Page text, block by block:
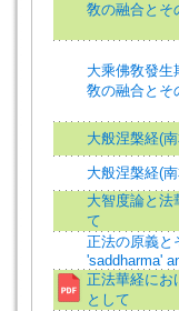
敎の融合とそ
大乘佛敎發生
敎の融合とそ
大般涅槃経(
大般涅槃経(
大智度論と法
て
正法の原義と
'saddharma'
正法華経にお
として